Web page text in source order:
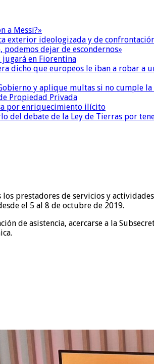
a Messi?»
exterior ideologizada y de
dejar de escondernos»
en Fiorentina
dicho que europeos le iban a robar a
y aplique multas si no cumple la
Propiedad Privada
por enriquecimiento ilícito
del debate de la Ley de Tierras por
prestadores de servicios y
el 5 al 8 de octubre de 2019.
de asistencia, acercarse a la